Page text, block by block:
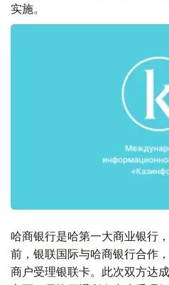
实施。
哈商银行是哈第一大商业银行
前，银联国际与哈商银行合作
商户受理银联卡。此次双方达